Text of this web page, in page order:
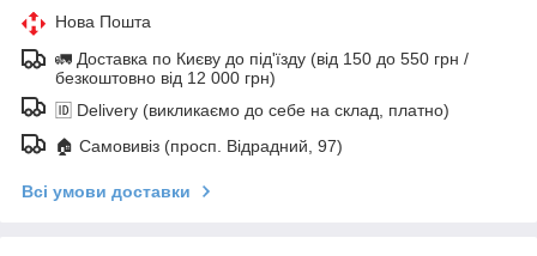
Нова Пошта
🚛 Доставка по Києву до під'їзду (від 150 до 550 грн /
безкоштовно від 12 000 грн)
🆔 Delivery (викликаємо до себе на склад, платно)
🏠 Самовивіз (просп. Відрадний, 97)
Всі умови доставки